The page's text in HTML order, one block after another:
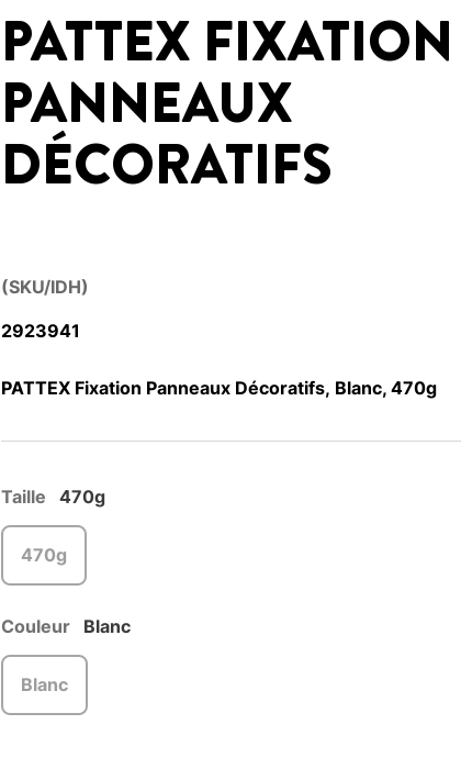
PATTEX FIXATION
PANNEAUX
DÉCORATIFS
(SKU/IDH)
2923941
PATTEX Fixation Panneaux Décoratifs, Blanc, 470g
Taille 470g
470g
Couleur Blanc
Blanc